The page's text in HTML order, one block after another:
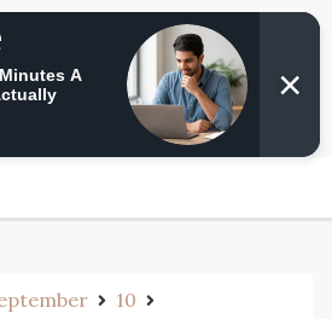
News
10